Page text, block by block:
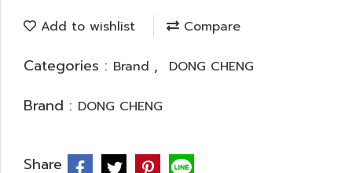
Add to wishlist Compare
Categories : Brand , DONG CHENG
Brand : DONG CHENG
Share